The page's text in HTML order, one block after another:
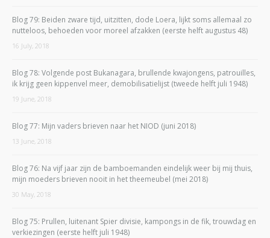
Blog 79: Beiden zware tijd, uitzitten, dode Loera, lijkt soms allemaal zo
nutteloos, behoeden voor moreel afzakken (eerste helft augustus 48)
16 July, 2018
Blog 78: Volgende post Bukanagara, brullende kwajongens, patrouilles,
ik krijg geen kippenvel meer, demobilisatielijst (tweede helft juli 1948)
19 June, 2018
Blog 77: Mijn vaders brieven naar het NIOD (juni 2018)
13 June, 2018
Blog 76: Na vijf jaar zijn de bamboemanden eindelijk weer bij mij thuis,
mijn moeders brieven nooit in het theemeubel (mei 2018)
30 May, 2018
Blog 75: Prullen, luitenant Spier divisie, kampongs in de fik, trouwdag en
verkiezingen (eerste helft juli 1948)